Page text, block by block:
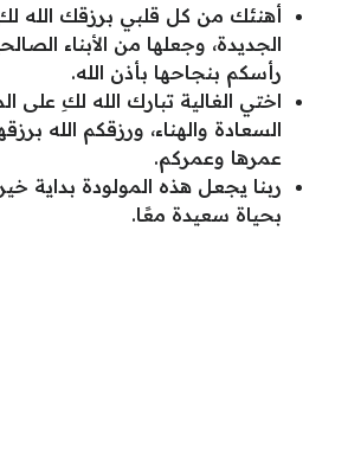
أهنئك من كل قلبي برزقك الله
الجديدة، وجعلها من الأبناء
رأسكم بنجاحها بأذن الله.
اختي الغالية تبارك الله لكِ على
السعادة والهناء، ورزقكم الله
عمرها وعمركم.
ربنا يجعل هذه المولودة بداية
بحياة سعيدة معًا.